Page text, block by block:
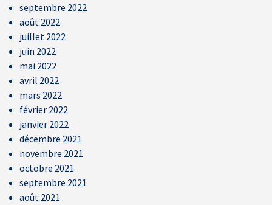
septembre 2022
août 2022
juillet 2022
juin 2022
mai 2022
avril 2022
mars 2022
février 2022
janvier 2022
décembre 2021
novembre 2021
octobre 2021
septembre 2021
août 2021